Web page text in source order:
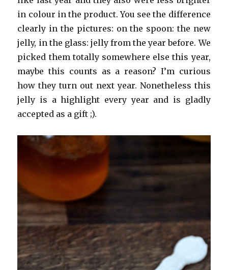
in colour in the product. You see the difference
clearly in the pictures: on the spoon: the new
jelly, in the glass: jelly from the year before. We
picked them totally somewhere else this year,
maybe this counts as a reason? I’m curious
how they turn out next year. Nonetheless this
jelly is a highlight every year and is gladly
accepted as a gift ;).